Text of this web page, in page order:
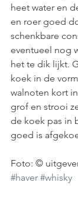
heet water en
en roer goed
schenkbare
eventueel nog
het te dik lijkt.
koek in de
walnoten kort
grof en strooi
de koek pas in
goed is
Foto: ©
#haver #whisky